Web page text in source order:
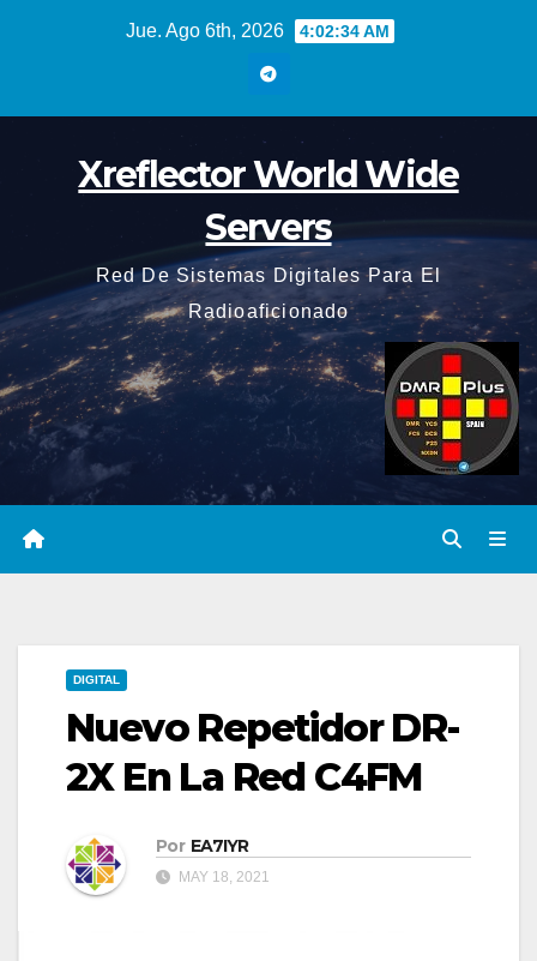
Jue. Ago 6th, 2026 4:02:35 AM
Xreflector World Wide
Servers
Red De Sistemas Digitales Para El
Radioaficionado
DIGITAL
Nuevo Repetidor DR-
2X En La Red C4FM
Por EA7IYR
MAY 18, 2021